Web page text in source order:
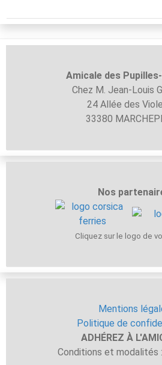
Amicale des Pupilles-
Chez M. Jean-Louis
24 Allée des
33380
Nos
Cliquez sur le logo de
Mentions
Politique de
ADHÉREZ À
Conditions et modalités